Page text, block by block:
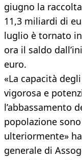
giugno la
11,3 miliardi di
luglio è tornato
ora il saldo
euro.
«La capacità
vigorosa e
l’abbassamento
popolazione
ulteriormente»
generale di